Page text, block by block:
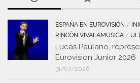
ESPAÑA EN EUROVISIÓN /
RINCÓN VIVALAMUSICA /
Lucas Paulano,
Eurovision Junior 2026
31/07/2026